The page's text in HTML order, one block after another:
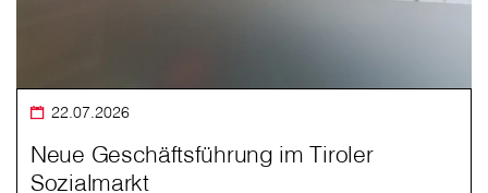
22.07.2026
Neue Geschäftsführung im Tiroler
Sozialmarkt